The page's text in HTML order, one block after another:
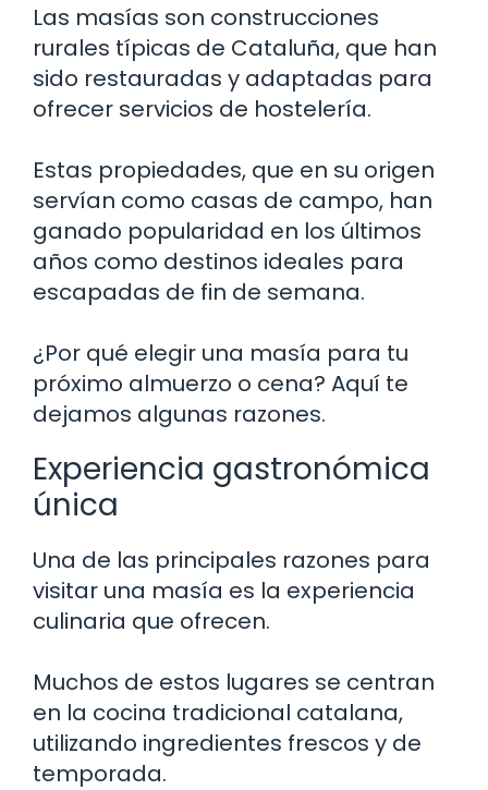
Las masías son construcciones
rurales típicas de Cataluña, que han
sido restauradas y adaptadas para
ofrecer servicios de hostelería.
Estas propiedades, que en su origen
servían como casas de campo, han
ganado popularidad en los últimos
años como destinos ideales para
escapadas de fin de semana.
¿Por qué elegir una masía para tu
próximo almuerzo o cena? Aquí te
dejamos algunas razones.
Experiencia gastronómica
única
Una de las principales razones para
visitar una masía es la experiencia
culinaria que ofrecen.
Muchos de estos lugares se centran
en la cocina tradicional catalana,
utilizando ingredientes frescos y de
temporada.